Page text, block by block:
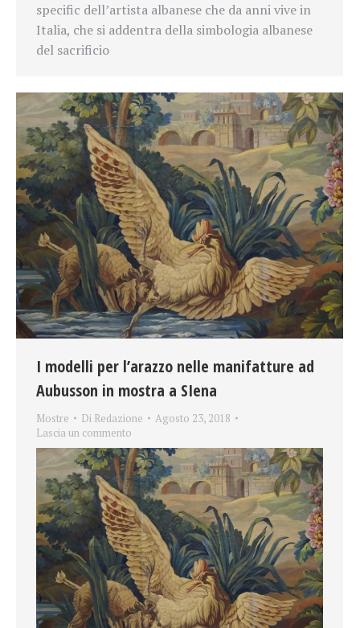
specific dell’artista albanese che da anni vive in
Italia, che si addentra della simbologia albanese
del sacrificio
I modelli per l’arazzo nelle manifatture ad
Aubusson in mostra a SIena
Mostre Di Redazione
Agosto 23, 2018
Lascia un commento